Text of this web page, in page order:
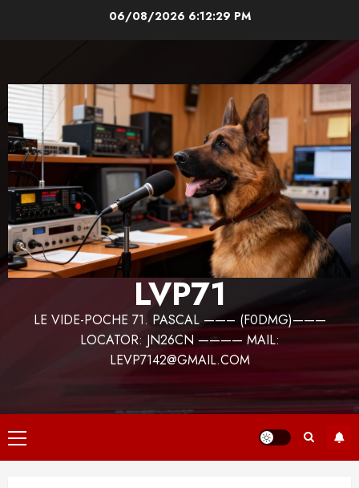
06/08/2026 6:12:30 PM
LVP71
LE VIDE-POCHE 71. PASCAL ——– (F0DMG)———
LOCATOR: JN26CN ———— MAIL:
LEVP7142@GMAIL.COM
Menu
principal